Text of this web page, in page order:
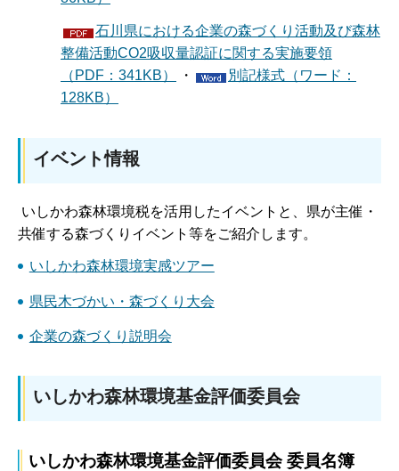
石川県における企業の森づくり活動及び森林
整備活動CO2吸収量認証に関する実施要領
（PDF：341KB）
・
別記様式（ワード：
128KB）
イベント情報
いしかわ森林環境税を活用したイベントと、県が主催・
共催する森づくりイベント等をご紹介します。
いしかわ森林環境実感ツアー
県民木づかい・森づくり大会
企業の森づくり説明会
いしかわ森林環境基金評価委員会
いしかわ森林環境基金評価委員会 委員名簿